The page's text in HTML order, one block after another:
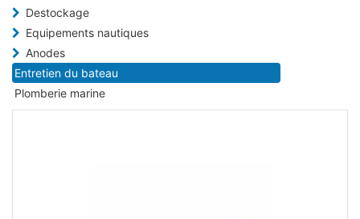
Destockage
Equipements nautiques
Anodes
Entretien du bateau
Plomberie marine